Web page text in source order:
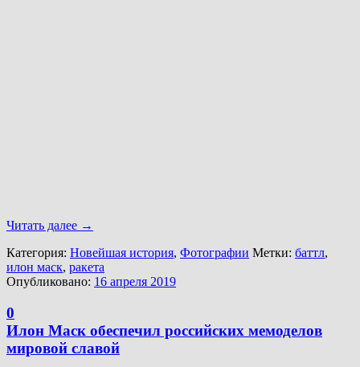
Читать далее →
Категория: Новейшая история, Фотографии Метки: баттл,
илон маск, ракета
Опубликовано: 16 апреля 2019
0
Илон Маск обеспечил российских мемоделов
мировой славой